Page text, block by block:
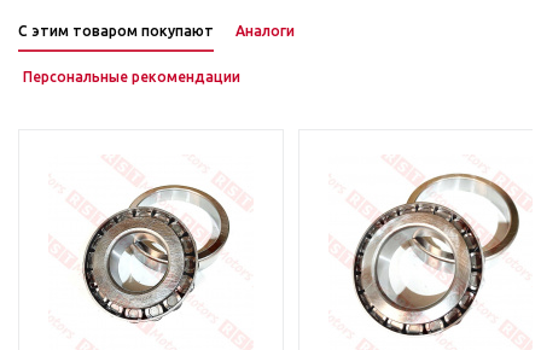
С этим товаром покупают Аналоги
Персональные рекомендации